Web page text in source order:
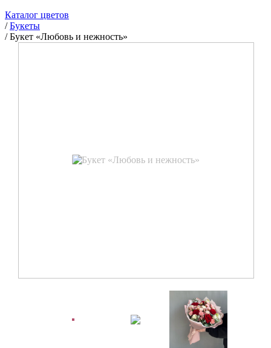
Каталог цветов
/Букеты
/Букет «Любовь и нежность»